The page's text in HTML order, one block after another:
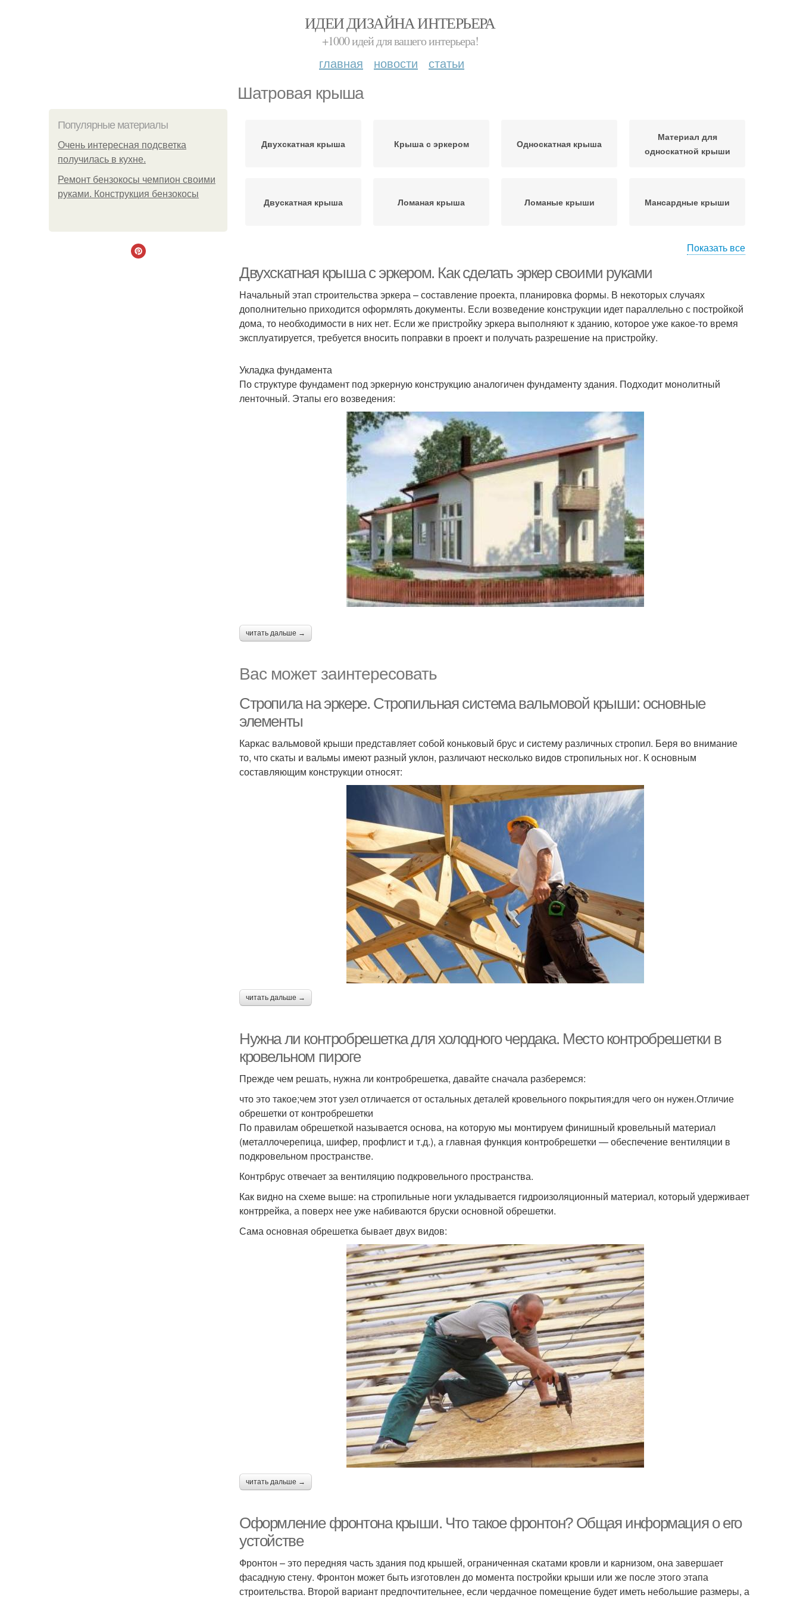
ИДЕИ ДИЗАЙНА ИНТЕРЬЕРА
+1000 идей для вашего интерьера!
главная новости статьи
Шатровая крыша
Популярные материалы
Очень интересная подсветка
получилась в кухне.
Ремонт бензокосы чемпион своими
руками. Конструкция бензокосы
Двухскатная крыша Крыша с эркером Односкатная крыша
Материал для
односкатной крыши
Двускатная крыша Ломаная крыша Ломаные крыши Мансардные крыши
Показать все
Двухскатная крыша с эркером. Как сделать эркер своими руками
Начальный этап строительства эркера – составление проекта, планировка формы. В некоторых случаях
дополнительно приходится оформлять документы. Если возведение конструкции идет параллельно с постройкой
дома, то необходимости в них нет. Если же пристройку эркера выполняют к зданию, которое уже какое-то время
эксплуатируется, требуется вносить поправки в проект и получать разрешение на пристройку.
Укладка фундамента
По структуре фундамент под эркерную конструкцию аналогичен фундаменту здания. Подходит монолитный
ленточный. Этапы его возведения:
читать дальше →
Вас может заинтересовать
Стропила на эркере. Стропильная система вальмовой крыши: основные
элементы
Каркас вальмовой крыши представляет собой коньковый брус и систему различных стропил. Беря во внимание
то, что скаты и вальмы имеют разный уклон, различают несколько видов стропильных ног. К основным
составляющим конструкции относят:
читать дальше →
Нужна ли контробрешетка для холодного чердака. Место контробрешетки в
кровельном пироге
Прежде чем решать, нужна ли контробрешетка, давайте сначала разберемся:
что это такое;чем этот узел отличается от остальных деталей кровельного покрытия;для чего он нужен.Отличие
обрешетки от контробрешетки
По правилам обрешеткой называется основа, на которую мы монтируем финишный кровельный материал
(металлочерепица, шифер, профлист и т.д.), а главная функция контробрешетки — обеспечение вентиляции в
подкровельном пространстве.
Контрбрус отвечает за вентиляцию подкровельного пространства.
Как видно на схеме выше: на стропильные ноги укладывается гидроизоляционный материал, который удерживает
контррейка, а поверх нее уже набиваются бруски основной обрешетки.
Сама основная обрешетка бывает двух видов:
читать дальше →
Оформление фронтона крыши. Что такое фронтон? Общая информация о его
устойстве
Фронтон – это передняя часть здания под крышей, ограниченная скатами кровли и карнизом, она завершает
фасадную стену. Фронтон может быть изготовлен до момента постройки крыши или же после этого этапа
строительства. Второй вариант предпочтительнее, если чердачное помещение будет иметь небольшие размеры, а